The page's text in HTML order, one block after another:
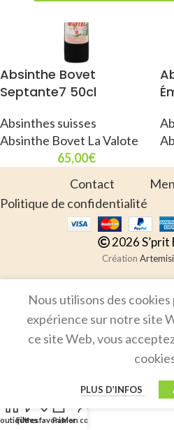
Absinthe Bovet
Septante7 50cl
Absinthes suisses
Absinthe Bovet La Valote
65,00€
Contact
Politique de confidentialité
2026 S’prit
Création
Filtres
Mes favorisPanier
Mon compte
Nous utilisons des
expérience sur notre site
ce site Web, vous
PLUS D’INFOS